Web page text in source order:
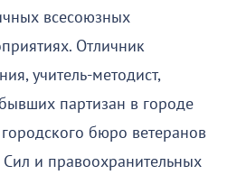
всесоюзных
Отличник
учитель-методист,
партизан в городе
бюро ветеранов
и правоохранительных